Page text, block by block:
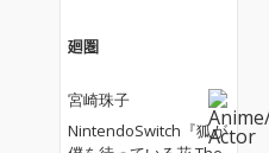
廻圏
宮崎珠子
NintendoSwitch『狐が